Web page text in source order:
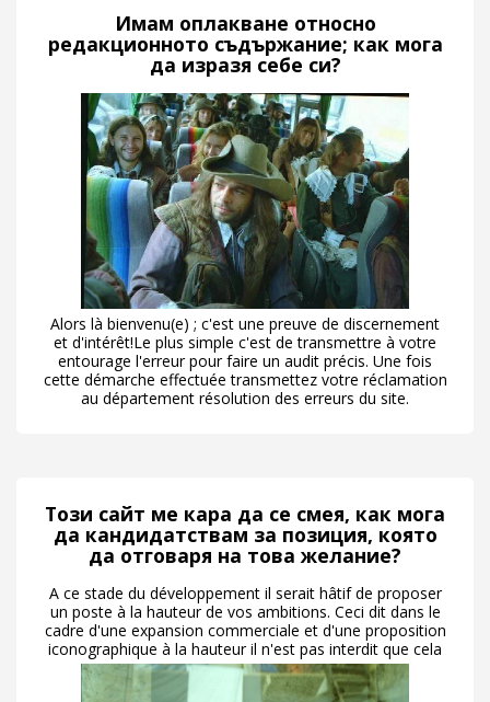
Имам оплакване относно
редакционното съдържание; как мога
да изразя себе си?
Alors là bienvenu(e) ; c'est une preuve de discernement
et d'intérêt!Le plus simple c'est de transmettre à votre
entourage l'erreur pour faire un audit précis. Une fois
cette démarche effectuée transmettez votre réclamation
au département résolution des erreurs du site.
Този сайт ме кара да се смея, как мога
да кандидатствам за позиция, която
да отговаря на това желание?
A ce stade du développement il serait hâtif de proposer
un poste à la hauteur de vos ambitions. Ceci dit dans le
cadre d'une expansion commerciale et d'une proposition
iconographique à la hauteur il n'est pas interdit que cela